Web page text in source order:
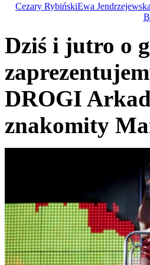
Cezary RybińskiEwa Jendrzejewska
Dziś i jutro o
DROGI
znakomity